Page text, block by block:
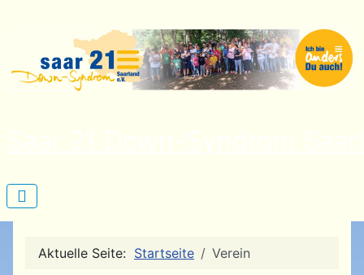
Aktuelle Seite: Startseite Verein